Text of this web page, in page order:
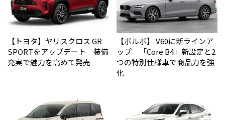
【トヨタ】ヤリスクロス GR
SPORTをアップデート 装備
充実で魅力を高めて発売
【ボルボ】 V60に新ラインア
ップ 「Core B4」新設定と2
つの特別仕様車で商品力を強
化